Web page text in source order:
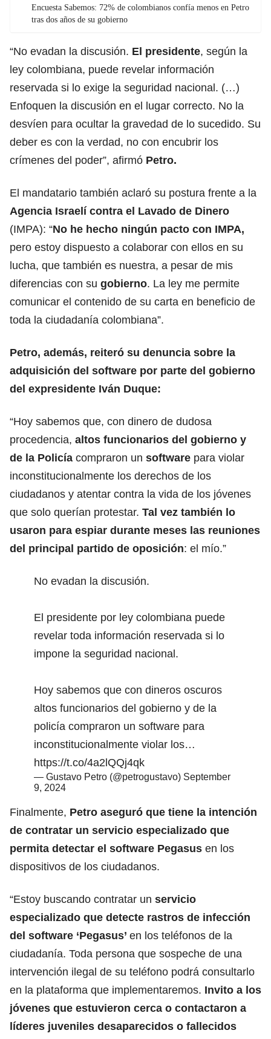
Encuesta Sabemos: 72% de colombianos confía menos en Petro
tras dos años de su gobierno
“No evadan la discusión. El presidente, según la
ley colombiana, puede revelar información
reservada si lo exige la seguridad nacional. (…)
Enfoquen la discusión en el lugar correcto. No la
desvíen para ocultar la gravedad de lo sucedido. Su
deber es con la verdad, no con encubrir los
crímenes del poder”, afirmó Petro.
El mandatario también aclaró su postura frente a la
Agencia Israelí contra el Lavado de Dinero
(IMPA): “No he hecho ningún pacto con IMPA,
pero estoy dispuesto a colaborar con ellos en su
lucha, que también es nuestra, a pesar de mis
diferencias con su gobierno. La ley me permite
comunicar el contenido de su carta en beneficio de
toda la ciudadanía colombiana”.
Petro, además, reiteró su denuncia sobre la
adquisición del software por parte del gobierno
del expresidente Iván Duque:
“Hoy sabemos que, con dinero de dudosa
procedencia, altos funcionarios del gobierno y
de la Policía compraron un software para violar
inconstitucionalmente los derechos de los
ciudadanos y atentar contra la vida de los jóvenes
que solo querían protestar. Tal vez también lo
usaron para espiar durante meses las reuniones
del principal partido de oposición: el mío.”
No evadan la discusión.
El presidente por ley colombiana puede
revelar toda información reservada si lo
impone la seguridad nacional.
Hoy sabemos que con dineros oscuros
altos funcionarios del gobierno y de la
policía compraron un software para
inconstitucionalmente violar los…
https://t.co/4a2lQQj4qk
— Gustavo Petro (@petrogustavo) September
9, 2024
Finalmente, Petro aseguró que tiene la intención
de contratar un servicio especializado que
permita detectar el software Pegasus en los
dispositivos de los ciudadanos.
“Estoy buscando contratar un servicio
especializado que detecte rastros de infección
del software ‘Pegasus’ en los teléfonos de la
ciudadanía. Toda persona que sospeche de una
intervención ilegal de su teléfono podrá consultarlo
en la plataforma que implementaremos. Invito a los
jóvenes que estuvieron cerca o contactaron a
líderes juveniles desaparecidos o fallecidos